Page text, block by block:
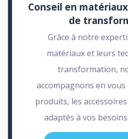
Conseil en
de
Grâce à notre
matériaux et leurs
transformation,
accompagnons en
produits, les
adaptés à vos